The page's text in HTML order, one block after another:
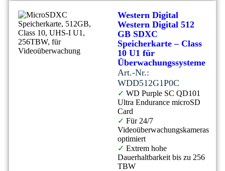
Western Digital
Western Digital 512
GB SDXC
Speicherkarte – Class
10 U1 für
Überwachungssysteme
Art.-Nr.:
WDD512G1P0C
✓ WD Purple SC QD101
Ultra Endurance microSD
Card
✓ Für 24/7
Videoüberwachungskameras
optimiert
✓ Extrem hohe
Dauerhaltbarkeit bis zu 256
TBW